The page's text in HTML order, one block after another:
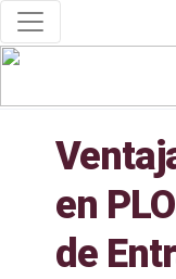
en
de